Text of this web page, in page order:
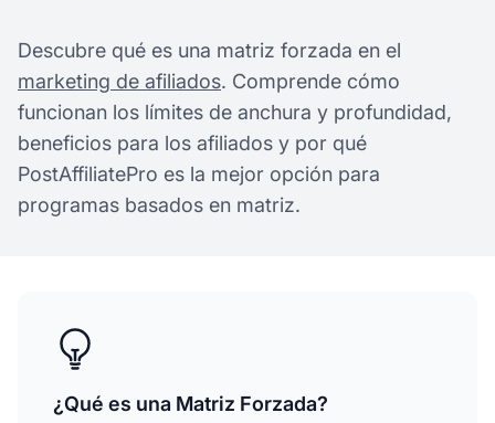
Descubre qué es una matriz forzada en el
marketing de afiliados. Comprende cómo
funcionan los límites de anchura y profundidad,
beneficios para los afiliados y por qué
PostAffiliatePro es la mejor opción para
programas basados en matriz.
¿Qué es una Matriz Forzada?